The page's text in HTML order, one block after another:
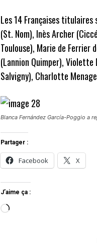
Les 14 Françaises
(St. Nom), Inès Archer
Toulouse), Marie de Ferrier
(Lannion Quimper),
Salvigny), Charlotte
Blanca Fernández García-Poggio a
Partager :
Facebook X
J’aime ça :
C